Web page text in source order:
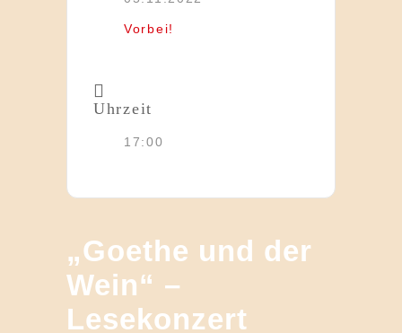
Vorbei!
Uhrzeit
17:00
„Goethe und der
Wein“ –
Lesekonzert